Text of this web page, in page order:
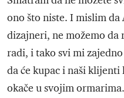
ono što niste. I mislim da
dizajneri, ne možemo
radi, i tako svi mi
da će kupac i naši klijenti
okače u svojim